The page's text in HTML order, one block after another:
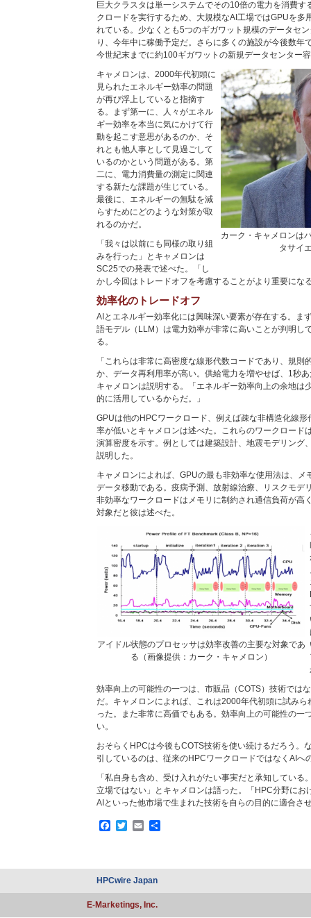
巨大クラスタは単一システムでその10倍の電力を消費す
クロードを実行するため、大規模なAI工場ではGPUを多
れている。少なくとも5つのギガワット規模のデータセ
り、今年中に稼働予定だ。さらに多くの施設が今後数年
今世紀末までに約100ギガワットの新規データセンター
カーク・キャメロンは
タサイ
キャメロンは、2000年代初頭に
見られたエネルギー効率の問題
が再び浮上していると指摘す
る。まず第一に、人々がエネル
ギー効率を本当に気にかけて行
動を起こす意思があるのか、そ
れとも他人事として見過ごして
いるのかという問題がある。第
二に、電力消費量の測定に関連
する新たな課題が生じている。
最後に、エネルギーの無駄を減
らすためにどのような対策が取
れるのかだ。
「我々は以前にも同様の取り組
みを行った」とキャメロンは
SC25での発表で述べた。「し
かし今回はトレードオフを考慮することがより重要にな
効率化のトレードオフ
AIとエネルギー効率化には興味深い要素が存在する。ま
語モデル（LLM）は電力効率が非常に高いことが判明し
る。
「これらは非常に高密度な線形代数コードであり、規則
か、データ再利用率が高い。供給電力を増やせば、1秒
キャメロンは説明する。「エネルギー効率向上の余地は
的に活用しているからだ。」
GPUは他のHPCワークロード、例えば疎な非構造化線
率が低いとキャメロンは述べた。これらのワークロード
演算密度を示す。例としては建築設計、地震モデリング
説明した。
キャメロンによれば、GPUの最も非効率な使用法は、メ
データ移動である。疫病予測、放射線治療、リスクモデ
非効率なワークロードはメモリに制約され通信負荷が高
対象だと彼は述べた。
アイドル状態のプロセッサは効率改善の主要な対象であ
る（画像提供：カーク・キャメロン）
効率向上の可能性の一つは、市販品（COTS）技術では
だ。キャメロンによれば、これは2000年代初頭に試み
った。また非常に高価でもある。効率向上の可能性の一
い。
おそらくHPCは今後もCOTS技術を使い続けるだろう。
引しているのは、従来のHPCワークロードではなくAIへ
「私自身も含め、受け入れがたい事実だと承知している
立場ではない」とキャメロンは語った。「HPC分野にお
AIといった他市場で生まれた技術を自らの目的に適合さ
Facebook
TwitterEmail
共
HPCwire Japan
E-Marketings, Inc.